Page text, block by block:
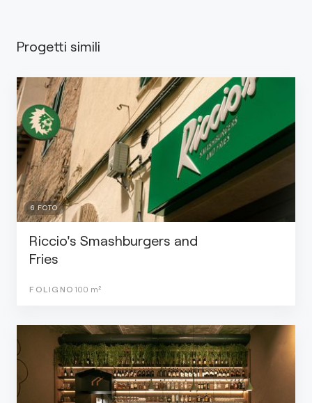
Progetti simili
6 FOTO
Riccio's Smashburgers and
Fries
FOLIGNO 100 m²